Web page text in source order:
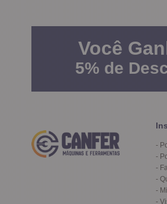
Você
5%de